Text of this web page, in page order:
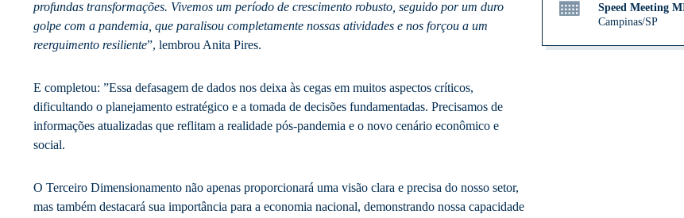
profundas transformações. Vivemos um período de crescimento robusto, seguido por um duro
golpe com a pandemia, que paralisou completamente nossas atividades e nos forçou a um
reerguimento resiliente”, lembrou Anita Pires.
E completou: ”Essa defasagem de dados nos deixa às cegas em muitos aspectos críticos,
dificultando o planejamento estratégico e a tomada de decisões fundamentadas. Precisamos de
informações atualizadas que reflitam a realidade pós-pandemia e o novo cenário econômico e
social.
O Terceiro Dimensionamento não apenas proporcionará uma visão clara e precisa do nosso setor,
mas também destacará sua importância para a economia nacional, demonstrando nossa capacidade
Speed Meeting
Campinas/SP